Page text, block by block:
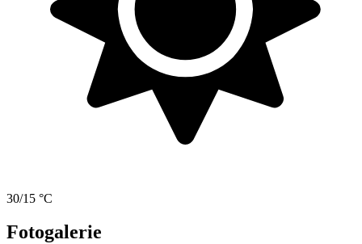
30/15 °C
Fotogalerie